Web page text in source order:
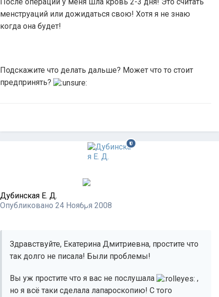
менструаций или дожидаться свою! Хотя я не знаю
когда она будет!
Подскажите что делать дальше? Может что то стоит
предпринять?
Дубинская Е. Д.
Опубликовано 24 Ноября 2008
Здравствуйте, Екатерина Дмитриевна, простите что
так долго не писала! Были проблемы!
Вы уж простите что я вас не послушала
,
но я всё таки сделала лапароскопию! С того